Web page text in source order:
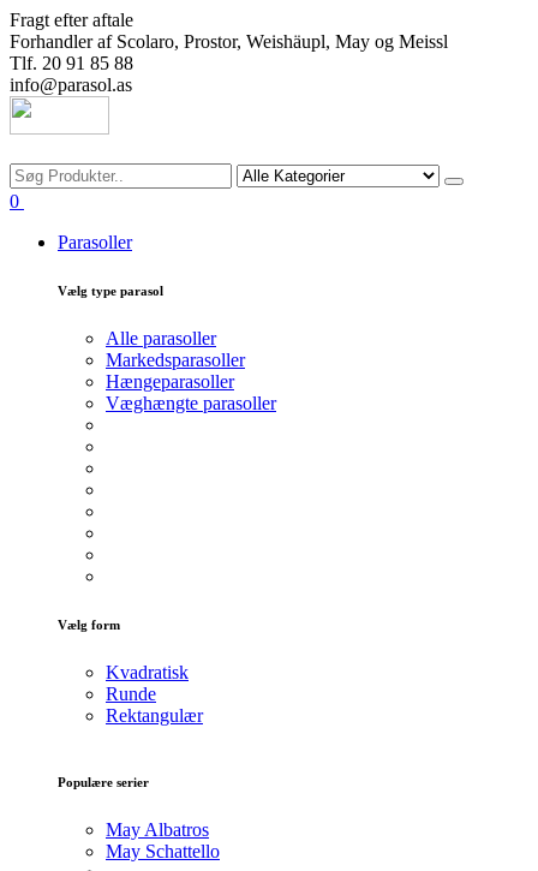
Fragt efter aftale
Forhandler af Scolaro, Prostor, Weishäupl, May og Meissl
Tlf. 20 91 85 88
info@parasol.as
0
Parasoller
Vælg type parasol
Alle parasoller
Markedsparasoller
Hængeparasoller
Væghængte parasoller
Vælg form
Kvadratisk
Runde
Rektangulær
Populære serier
May Albatros
May Schattello